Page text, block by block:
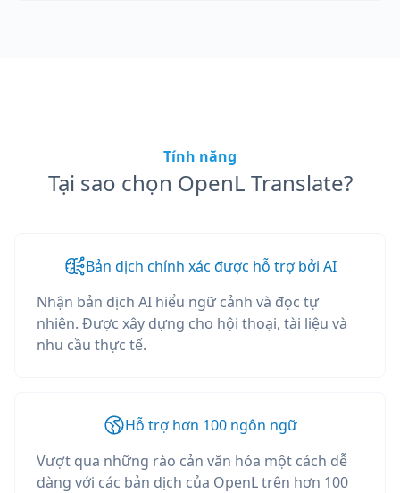
Tính năng
Tại sao chọn OpenL Translate?
Bản dịch chính xác được hỗ trợ bởi AI
Nhận bản dịch AI hiểu ngữ cảnh và đọc tự
nhiên. Được xây dựng cho hội thoại, tài liệu và
nhu cầu thực tế.
Hỗ trợ hơn 100 ngôn ngữ
Vượt qua những rào cản văn hóa một cách dễ
dàng với các bản dịch của OpenL trên hơn 100